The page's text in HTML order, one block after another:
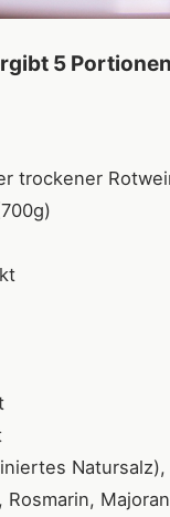
5 Portionen
trockener
Rosmarin,